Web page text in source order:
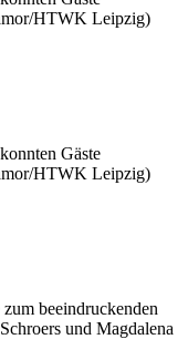
HTWK Leipzig)
Gäste
HTWK Leipzig)
beeindruckenden
und Magdalena